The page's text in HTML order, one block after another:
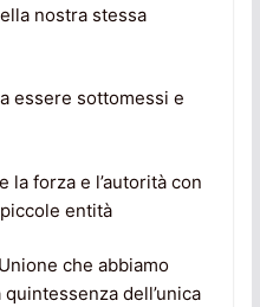
nostra stessa
essere sottomessi e
la forza e l’autorità con
entità
che abbiamo
dell’unica